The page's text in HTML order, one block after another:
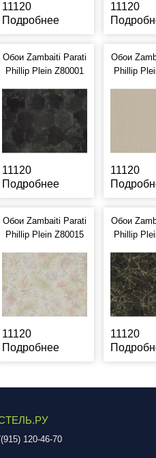
11120
Подробнее
11120
Обои Zambaiti Parati
Phillip Plein Z80001
11120
Подробнее
Обои
Phillip
11120
Обои Zambaiti Parati
Phillip Plein Z80015
11120
Подробнее
Обои
Phillip
11120
120-46-70